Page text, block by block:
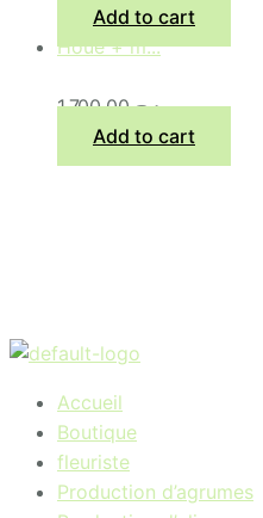
Add to cart
Houe + m...
د.ج1.700,00
Add to cart
Accueil
Boutique
fleuriste
Production d’agrumes